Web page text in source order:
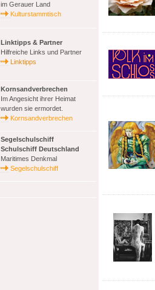
im Gerauer Land
Kulturstammtisch
Linktipps & Partner
Hilfreiche Links und Partner
Linktipps
Kornsandverbrechen
Im Angesicht ihrer Heimat
wurden sie ermordet.
Kornsandverbrechen
Segelschulschiff
Schulschiff Deutschland
Maritimes Denkmal
Segelschulschiff